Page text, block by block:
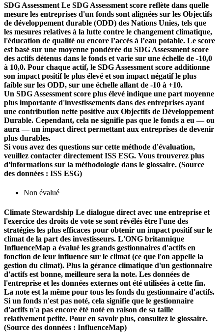
SDG Assessment Le SDG Assessment score reflète dans quelle
mesure les entreprises d'un fonds sont alignées sur les Objectifs
de développement durable (ODD) des Nations Unies, tels que
les mesures relatives à la lutte contre le changement climatique,
l'éducation de qualité ou encore l’accès à l’eau potable. Le score
est basé sur une moyenne pondérée du SDG Assessment score
des actifs détenus dans le fonds et varie sur une échelle de -10,0
à 10,0. Pour chaque actif, le SDG Assessment score additionne
son impact positif le plus élevé et son impact négatif le plus
faible sur les ODD, sur une échelle allant de -10 à +10.
Un SDG Assessment score plus élevé indique une part moyenne
plus importante d'investissements dans des entreprises ayant
une contribution nette positive aux Objectifs de Développement
Durable. Cependant, cela ne signifie pas que le fonds a eu — ou
aura — un impact direct permettant aux entreprises de devenir
plus durables.
Si vous avez des questions sur cette méthode d'évaluation,
veuillez contacter directement ISS ESG. Vous trouverez plus
d'informations sur la méthodologie dans le glossaire. (Source
des données : ISS ESG)
Non évalué
Climate Stewardship Le dialogue direct avec une entreprise et
l'exercice des droits de vote se sont révélés être l'une des
stratégies les plus efficaces pour obtenir un impact positif sur le
climat de la part des investisseurs. L'ONG britannique
InfluenceMap a évalué les grands gestionnaires d'actifs en
fonction de leur influence sur le climat (ce que l'on appelle la
gestion du climat). Plus la gérance climatique d'un gestionnaire
d'actifs est bonne, meilleure sera la note. Les données de
l'entreprise et les données externes ont été utilisées à cette fin.
La note est la même pour tous les fonds du gestionnaire d'actifs.
Si un fonds n'est pas noté, cela signifie que le gestionnaire
d'actifs n'a pas encore été noté en raison de sa taille
relativement petite. Pour en savoir plus, consultez le glossaire.
(Source des données : InfluenceMap)